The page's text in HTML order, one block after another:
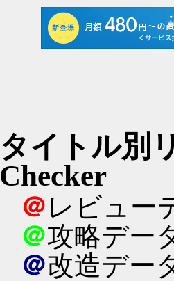
タイトル別
Checker
＠ レビュー
＠攻略デー
＠改造デー